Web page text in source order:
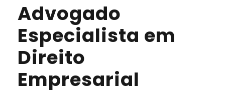
Advogado
Especialista em
Direito
Empresarial